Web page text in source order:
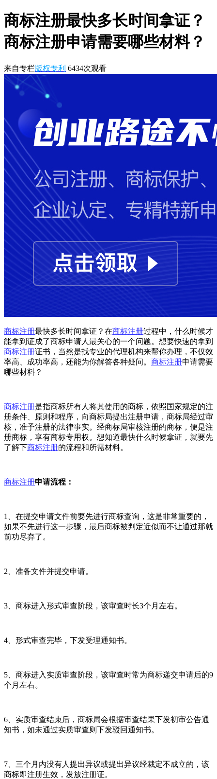
商标注册最快多长时间拿证？
商标注册申请需要哪些材料？
来自专栏版权专利 6434次观看
商标注册最快多长时间拿证？在商标注册过程中，什么时候才
能拿到证成了商标申请人最关心的一个问题。想要快速的拿到
商标注册证书，当然是找专业的代理机构来帮你办理，不仅效
率高、成功率高，还能为你解答各种疑问。 商标注册申请需要
哪些材料？
商标注册是指商标所有人将其使用的商标，依照国家规定的注
册条件、原则和程序，向商标局提出注册申请，商标局经过审
核，准予注册的法律事实。经商标局审核注册的商标，便是注
册商标，享有商标专用权。想知道最快什么时候拿证，就要先
了解下商标注册的流程和所需材料。
商标注册申请流程：
1、在提交申请文件前要先进行商标查询，这是非常重要的，
如果不先进行这一步骤，最后商标被判定近似而不让通过那就
前功尽弃了。
2、准备文件并提交申请。
3、商标进入形式审查阶段，该审查时长3个月左右。
4、形式审查完毕，下发受理通知书。
5、商标进入实质审查阶段，该审查时常为商标递交申请后的9
个月左右。
6、实质审查结束后，商标局会根据审查结果下发初审公告通
知书，如未通过实质审查则下发驳回通知书。
7、三个月内没有人提出异议或提出异议经裁定不成立的，该
商标即注册生效，发放注册证。